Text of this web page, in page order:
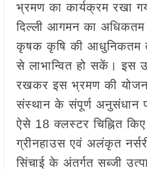
भ्रमण का कार्यक्रम रखा
दिल्ली आगमन का
कृषक कृषि की आधुनिकतम
से लाभान्वित हो सकें। इस
रखकर इस भ्रमण की
संस्थान के संपूर्ण अनुसंधान
ऐसे 18 क्लस्टर चिह्नित
ग्रीनहाउस एवं अलंकृत
सिंचाई के अंतर्गत सब्जी